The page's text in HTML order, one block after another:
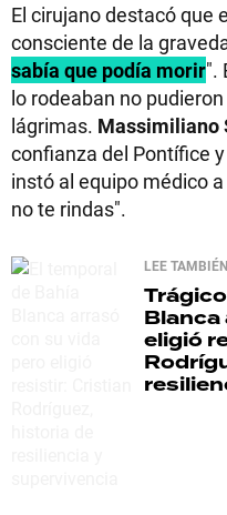
El cirujano destacó que
consciente de la
sabía que podía morir".
lo rodeaban no
lágrimas. Massimiliano
confianza del Pontífice
instó al equipo médico
no te rindas".
LEE TAMBIÉN
Trágico
Blanca
eligió